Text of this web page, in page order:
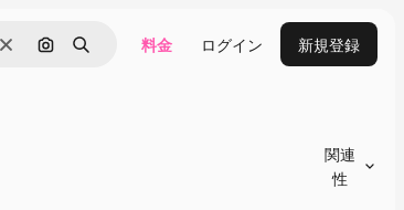
消去 画像で検索
検索 料金 ログイン 新規登録
関連
性